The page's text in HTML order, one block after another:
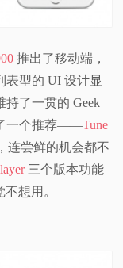
推出了移动端，
表型的 UI 设计显
了一贯的 Geek
一个推荐——Tune
连尝鲜的机会都不
三个版本功能
想用。